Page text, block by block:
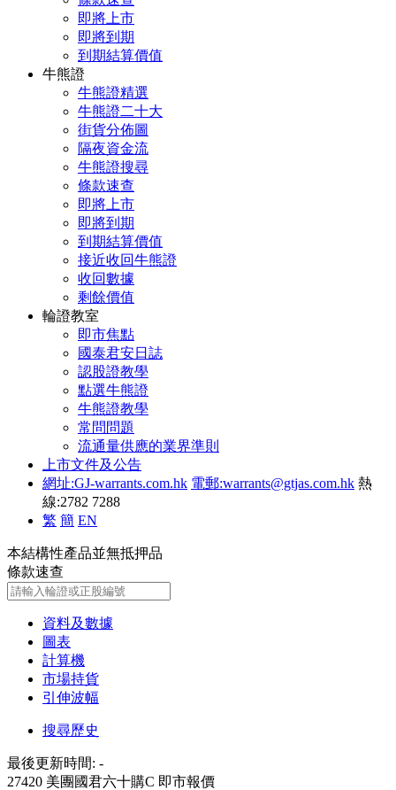
即將上市
即將到期
到期結算價值
牛熊證
牛熊證精選
牛熊證二十大
街貨分佈圖
隔夜資金流
牛熊證搜尋
條款速查
即將上市
即將到期
到期結算價值
接近收回牛熊證
收回數據
剩餘價值
輪證教室
即市焦點
國泰君安日誌
認股證教學
點選牛熊證
牛熊證教學
常問問題
流通量供應的業界準則
上市文件及公告
網址:GJ-warrants.com.hk 電郵:warrants@gtjas.com.hk 熱
線:2782 7288
繁 簡 EN
本結構性產品並無抵押品
條款速查
資料及數據
圖表
計算機
市場持貨
引伸波幅
搜尋歷史
最後更新時間: -
27420 美團國君六十購C 即市報價